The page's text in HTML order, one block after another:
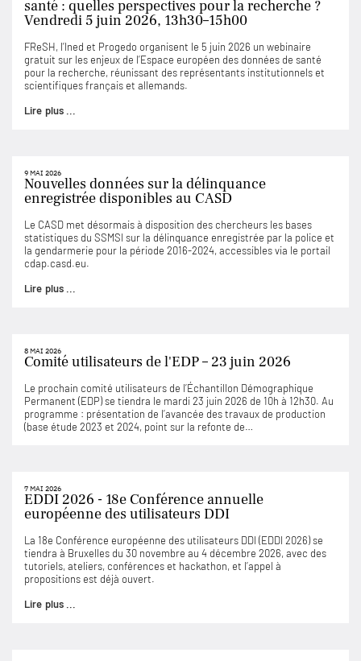
santé : quelles perspectives pour la recherche ?
Vendredi 5 juin 2026, 13h30–15h00
FReSH, l’Ined et Progedo organisent le 5 juin 2026 un webinaire
gratuit sur les enjeux de l’Espace européen des données de santé
pour la recherche, réunissant des représentants institutionnels et
scientifiques français et allemands.
Lire plus ...
9 MAI 2026
Nouvelles données sur la délinquance
enregistrée disponibles au CASD
Le CASD met désormais à disposition des chercheurs les bases
statistiques du SSMSI sur la délinquance enregistrée par la police et
la gendarmerie pour la période 2016-2024, accessibles via le portail
cdap.casd.eu.
Lire plus ...
8 MAI 2026
Comité utilisateurs de l'EDP – 23 juin 2026
Le prochain comité utilisateurs de l’Échantillon Démographique
Permanent (EDP) se tiendra le mardi 23 juin 2026 de 10h à 12h30. Au
programme : présentation de l’avancée des travaux de production
(base étude 2023 et 2024, point sur la refonte de…
7 MAI 2026
EDDI 2026 - 18e Conférence annuelle
européenne des utilisateurs DDI
La 18e Conférence européenne des utilisateurs DDI (EDDI 2026) se
tiendra à Bruxelles du 30 novembre au 4 décembre 2026, avec des
tutoriels, ateliers, conférences et hackathon, et l’appel à
propositions est déjà ouvert.
Lire plus ...